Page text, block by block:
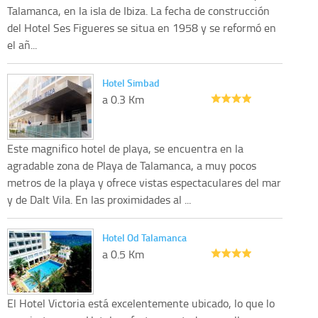
Talamanca, en la isla de Ibiza. La fecha de construcción
del Hotel Ses Figueres se situa en 1958 y se reformó en
el añ...
Hotel Simbad
a 0.3 Km
Este magnifico hotel de playa, se encuentra en la
agradable zona de Playa de Talamanca, a muy pocos
metros de la playa y ofrece vistas espectaculares del mar
y de Dalt Vila. En las proximidades al ...
Hotel Od Talamanca
a 0.5 Km
El Hotel Victoria está excelentemente ubicado, lo que lo